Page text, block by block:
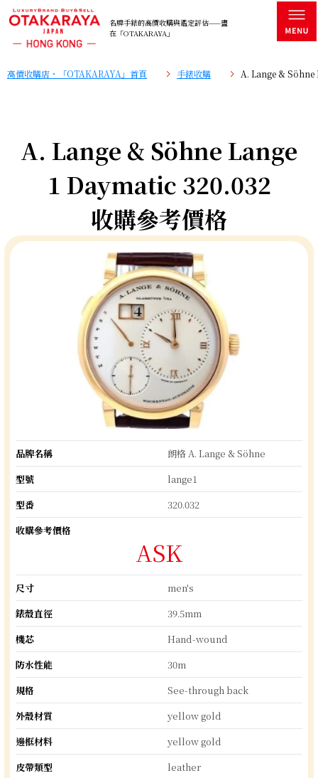
名牌手錶的高價收購與鑑定評估——盡
在「OTAKARAYA」
高價收購店・「OTAKARAYA」首頁 手錶收購 A. Lange & Söhne
A. Lange & Söhne Lange
1 Daymatic 320.032
收購參考價格
品牌名稱
朗格 A. Lange & Söhne
型號
lange1
型番
320.032
收購參考價格
ASK
尺寸
men's
錶殼直徑
39.5mm
機芯
Hand-wound
防水性能
30m
規格
See-through back
外殼材質
yellow gold
邊框材料
yellow gold
皮帶類型
leather